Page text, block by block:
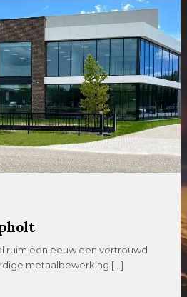
Dormac CNC Solutions is al